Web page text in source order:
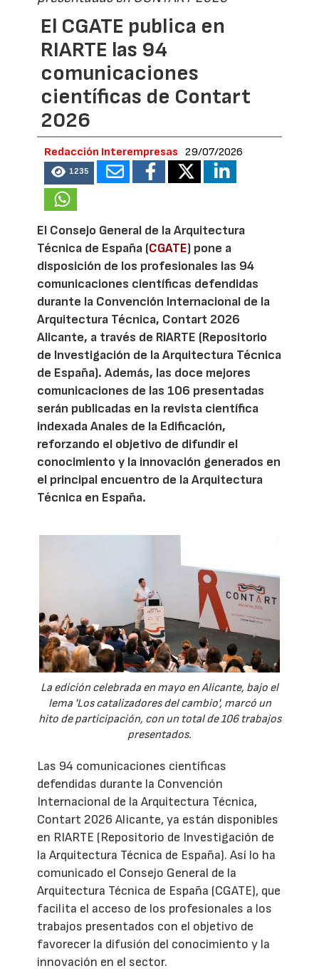
El CGATE publica en
RIARTE las 94
comunicaciones
científicas de Contart
2026
Redacción Interempresas 29/07/2026
1235
El Consejo General de la Arquitectura
Técnica de España (CGATE) pone a
disposición de los profesionales las 94
comunicaciones científicas defendidas
durante la Convención Internacional de la
Arquitectura Técnica, Contart 2026
Alicante, a través de RIARTE (Repositorio
de Investigación de la Arquitectura Técnica
de España). Además, las doce mejores
comunicaciones de las 106 presentadas
serán publicadas en la revista científica
indexada Anales de la Edificación,
reforzando el objetivo de difundir el
conocimiento y la innovación generados en
el principal encuentro de la Arquitectura
Técnica en España.
La edición celebrada en mayo en Alicante, bajo el
lema 'Los catalizadores del cambio', marcó un
hito de participación, con un total de 106 trabajos
presentados.
Las 94 comunicaciones científicas
defendidas durante la Convención
Internacional de la Arquitectura Técnica,
Contart 2026 Alicante, ya están disponibles
en RIARTE (Repositorio de Investigación de
la Arquitectura Técnica de España). Así lo ha
comunicado el Consejo General de la
Arquitectura Técnica de España (CGATE), que
facilita el acceso de los profesionales a los
trabajos presentados con el objetivo de
favorecer la difusión del conocimiento y la
innovación en el sector.